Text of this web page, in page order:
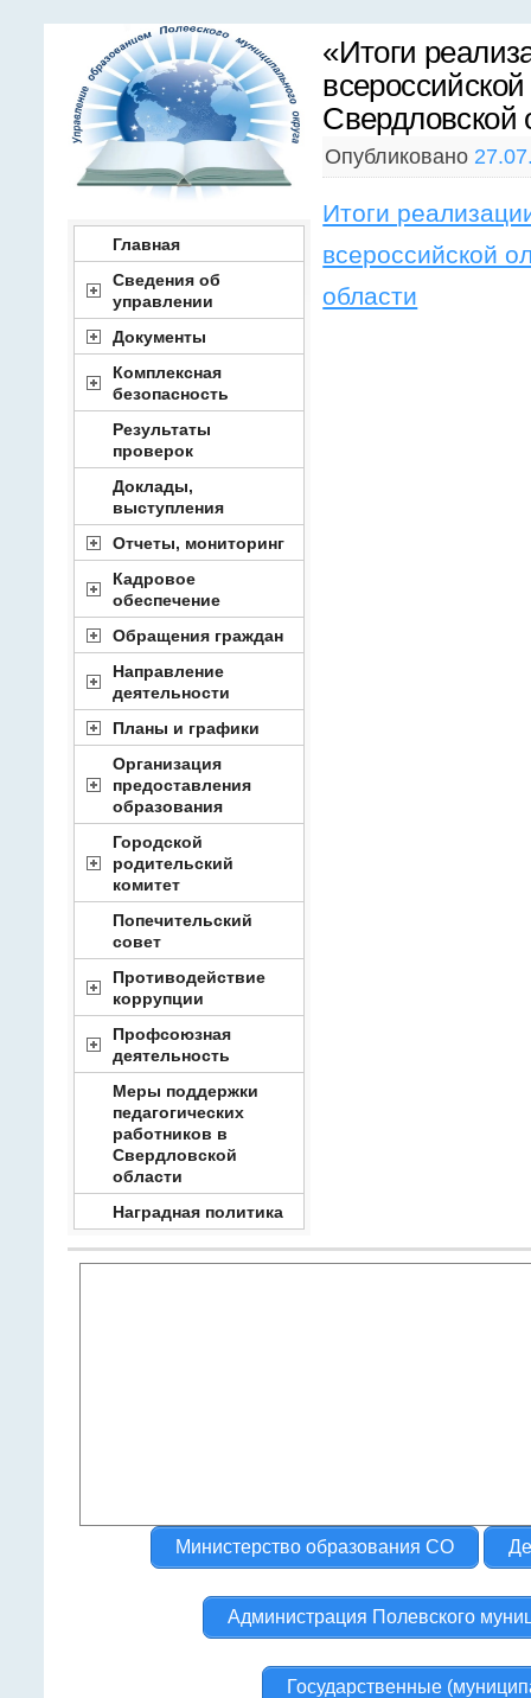
«Итоги
Свердловской
Опубликовано
Итоги
всероссийской
области
Главная
Сведения об
управлении
Документы
Комплексная
безопасность
Результаты
проверок
Доклады,
выступления
Отчеты, мониторинг
Кадровое
обеспечение
Обращения граждан
Направление
деятельности
Планы и графики
Организация
предоставления
образования
Городской
родительский
комитет
Попечительский
совет
Противодействие
коррупции
Профсоюзная
деятельность
Меры поддержки
педагогических
работников в
Свердловской
области
Наградная политика
Министерство образования СО
Администрация Полевского
Государственные